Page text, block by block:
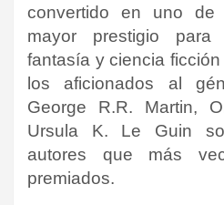
convertido en uno de
mayor prestigio
fantasía y ciencia
los aficionados al
George R.R. Martin,
Ursula K. Le Guin
autores que más
premiados.